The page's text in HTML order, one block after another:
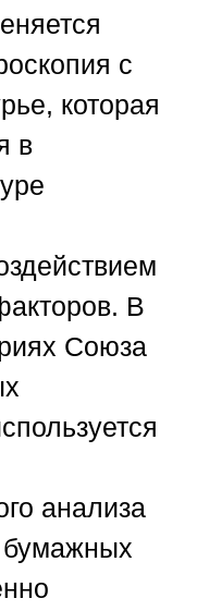
с
которая
в
В
Союза
анализа
бумажных